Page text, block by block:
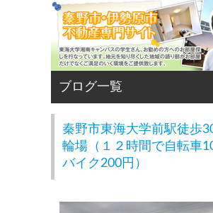
秦野市東海大学前駅徒歩
輪場（１２時間で自転車
バイク200円）